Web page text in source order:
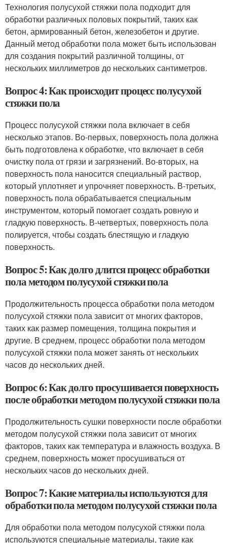
Технология полусухой стяжки пола подходит для
обработки различных половых покрытий, таких как
бетон, армированный бетон, железобетон и другие.
Данный метод обработки пола может быть использован
для создания покрытий различной толщины, от
нескольких миллиметров до нескольких сантиметров.
Вопрос 4: Как происходит процесс полусухой
стяжки пола
Процесс полусухой стяжки пола включает в себя
несколько этапов. Во-первых, поверхность пола должна
быть подготовлена к обработке, что включает в себя
очистку пола от грязи и загрязнений. Во-вторых, на
поверхность пола наносится специальный раствор,
который уплотняет и упрочняет поверхность. В-третьих,
поверхность пола обрабатывается специальным
инструментом, который помогает создать ровную и
гладкую поверхность. В-четвертых, поверхность пола
полируется, чтобы создать блестящую и гладкую
поверхность.
Вопрос 5: Как долго длится процесс обработки
пола методом полусухой стяжки пола
Продолжительность процесса обработки пола методом
полусухой стяжки пола зависит от многих факторов,
таких как размер помещения, толщина покрытия и
другие. В среднем, процесс обработки пола методом
полусухой стяжки пола может занять от нескольких
часов до нескольких дней.
Вопрос 6: Как долго просушивается поверхность
после обработки методом полусухой стяжки пола
Продолжительность сушки поверхности после обработки
методом полусухой стяжки пола зависит от многих
факторов, таких как температура и влажность воздуха. В
среднем, поверхность может просушиваться от
нескольких часов до нескольких дней.
Вопрос 7: Какие материалы используются для
обработки пола методом полусухой стяжки пола
Для обработки пола методом полусухой стяжки пола
используются специальные материалы, такие как